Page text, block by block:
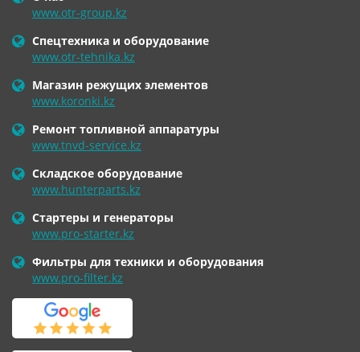
www.otr-group.kz
Спецтехника и оборудование
www.otr-tehnika.kz
Магазин режущих элементов
www.koronki.kz
Ремонт топливной аппаратуры
www.tnvd-service.kz
Складское оборудование
www.hunterparts.kz
Стартеры и генераторы
www.pro-starter.kz
Фильтры для техники и оборудования
www.pro-filter.kz